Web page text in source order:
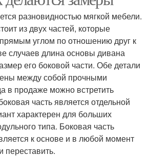
разновидностью мягкой мебели.
из двух частей, которые
углом по отношению друг к
случаев длина основы дивана
его боковой части. Обе детали
между собой прочными
в продаже можно встретить
часть является отдельной
характерен для больших
типа. Боковая часть
к основе и в любой момент
переставить.